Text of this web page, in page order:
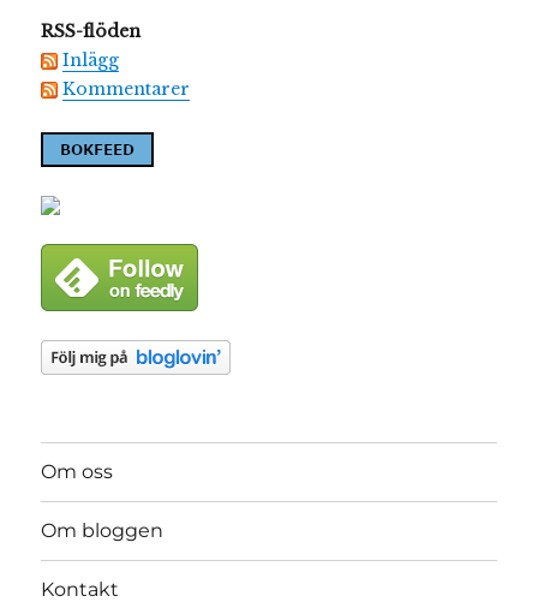
RSS-flöden
Inlägg
Kommentarer
Om oss
Om bloggen
Kontakt